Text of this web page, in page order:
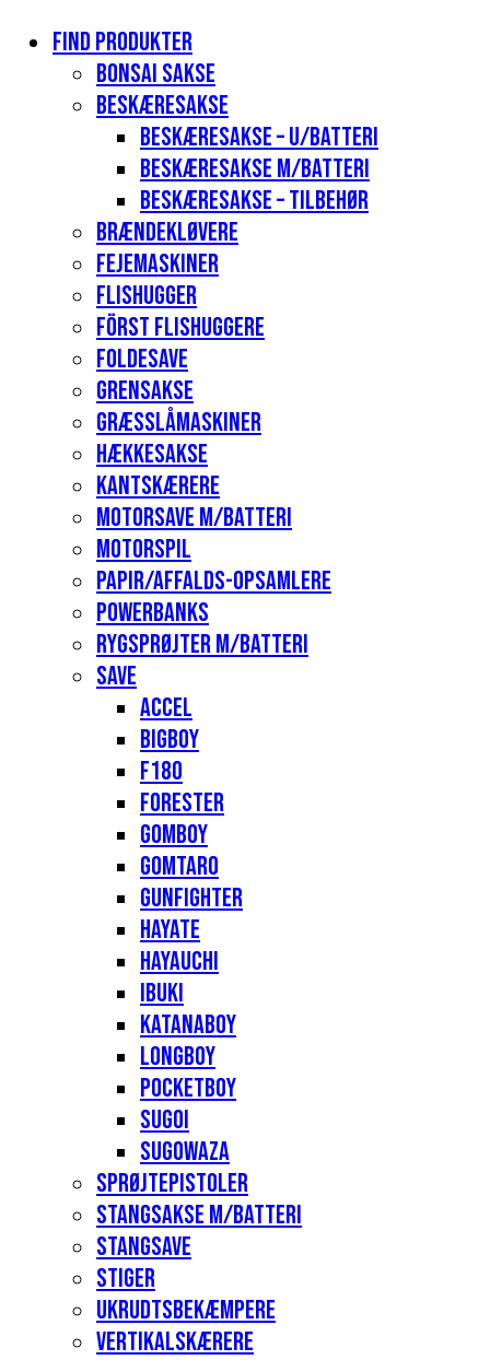
Find produkter
Bonsai sakse
Beskæresakse
Beskæresakse – u/batteri
Beskæresakse m/batteri
Beskæresakse – tilbehør
Brændekløvere
Fejemaskiner
Flishugger
Först flishuggere
Foldesave
Grensakse
Græsslåmaskiner
Hækkesakse
Kantskærere
Motorsave m/batteri
Motorspil
Papir/affalds-opsamlere
Powerbanks
Rygsprøjter m/batteri
Save
Accel
Bigboy
F180
Forester
Gomboy
Gomtaro
Gunfighter
Hayate
Hayauchi
Ibuki
Katanaboy
Longboy
Pocketboy
Sugoi
Sugowaza
Sprøjtepistoler
Stangsakse m/batteri
Stangsave
Stiger
Ukrudtsbekæmpere
Vertikalskærere